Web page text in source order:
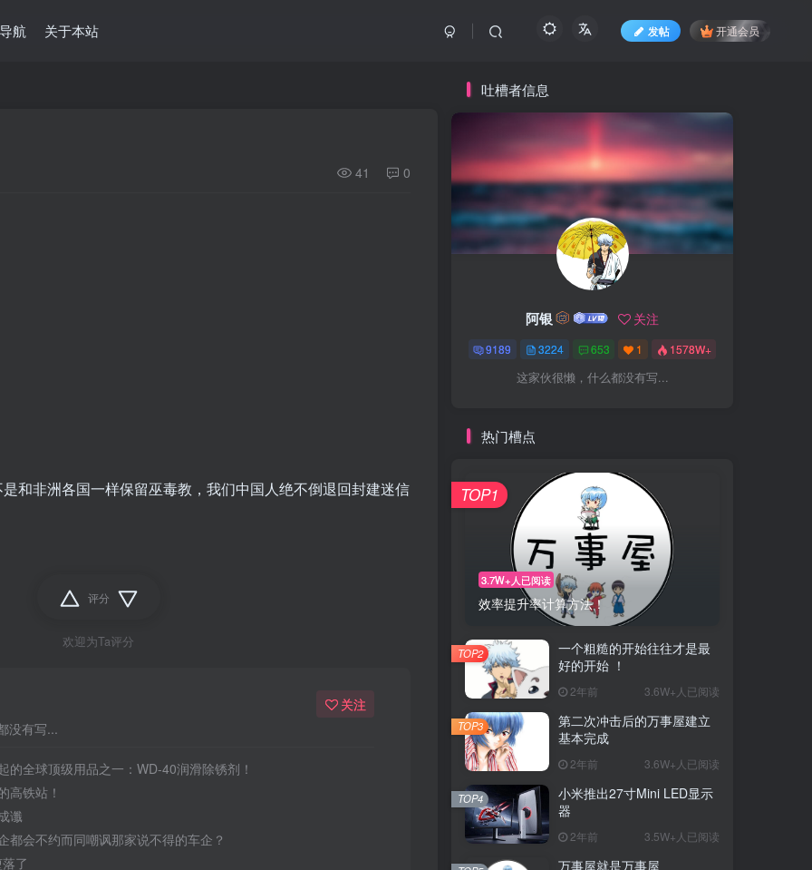
航 关于本站 发帖 开通会员
41 0
和非洲各国一样保留巫毒教，我们中国人绝不倒退回封建迷信
评分
欢迎为Ta评分
没有写...
关注
的全球顶级用品之一：WD-40润滑除锈剂！
高铁站！
谶
都会不约而同嘲讽那家说不得的车企？
了
吐槽者信息
阿银 关注
9189 3224 653 1 1578W+
这家伙很懒，什么都没有写...
热门槽点
3.7W+人已阅读
效率提升率计算方法！
TOP1
一个粗糙的开始往往才是最
好的开始 ！
2年前 3.6W+人已阅读
TOP2
第二次冲击后的万事屋建立
基本完成
2年前 3.6W+人已阅读
TOP3
小米推出27寸Mini LED显示
器
2年前 3.5W+人已阅读
TOP4
万事屋就是万事屋